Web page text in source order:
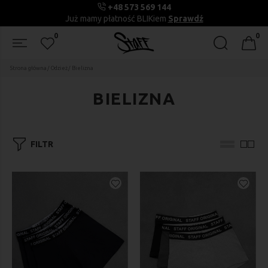
+48 573 569 144
Już mamy płatność BLIKiem Sprawdź
0 0
Strona główna Odzież Bielizna
BIELIZNA
FILTR